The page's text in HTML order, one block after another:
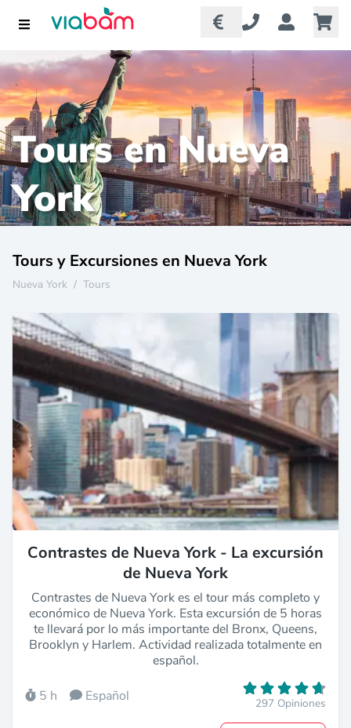
Tours en Nueva
York
Tours y Excursiones en Nueva York
Nueva York / Tours
Contrastes de Nueva York - La excursión
de Nueva York
Contrastes de Nueva York es el tour más completo y
económico de Nueva York. Esta excursión de 5 horas
te llevará por lo más importante del Bronx, Queens,
Brooklyn y Harlem. Actividad realizada totalmente en
español.
5 h Español 297 Opiniones